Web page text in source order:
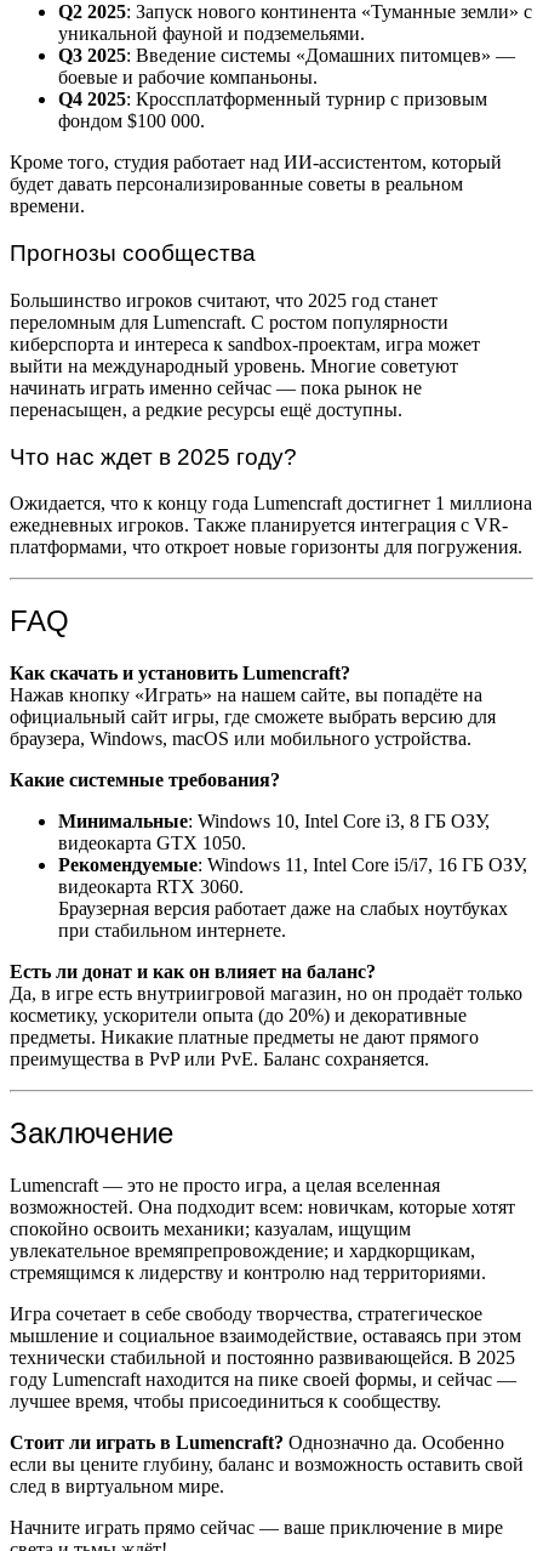
Q2 2025: Запуск нового континента «Туманные земли» с
уникальной фауной и подземельями.
Q3 2025: Введение системы «Домашних питомцев» —
боевые и рабочие компаньоны.
Q4 2025: Кроссплатформенный турнир с призовым
фондом $100 000.
Кроме того, студия работает над ИИ-ассистентом, который
будет давать персонализированные советы в реальном
времени.
Прогнозы сообщества
Большинство игроков считают, что 2025 год станет
переломным для Lumencraft. С ростом популярности
киберспорта и интереса к sandbox-проектам, игра может
выйти на международный уровень. Многие советуют
начинать играть именно сейчас — пока рынок не
перенасыщен, а редкие ресурсы ещё доступны.
Что нас ждет в 2025 году?
Ожидается, что к концу года Lumencraft достигнет 1 миллиона
ежедневных игроков. Также планируется интеграция с VR-
платформами, что откроет новые горизонты для погружения.
FAQ
Как скачать и установить Lumencraft?
Нажав кнопку «Играть» на нашем сайте, вы попадёте на
официальный сайт игры, где сможете выбрать версию для
браузера, Windows, macOS или мобильного устройства.
Какие системные требования?
Минимальные: Windows 10, Intel Core i3, 8 ГБ ОЗУ,
видеокарта GTX 1050.
Рекомендуемые: Windows 11, Intel Core i5/i7, 16 ГБ ОЗУ,
видеокарта RTX 3060.
Браузерная версия работает даже на слабых ноутбуках
при стабильном интернете.
Есть ли донат и как он влияет на баланс?
Да, в игре есть внутриигровой магазин, но он продаёт только
косметику, ускорители опыта (до 20%) и декоративные
предметы. Никакие платные предметы не дают прямого
преимущества в PvP или PvE. Баланс сохраняется.
Заключение
Lumencraft — это не просто игра, а целая вселенная
возможностей. Она подходит всем: новичкам, которые хотят
спокойно освоить механики; казуалам, ищущим
увлекательное времяпрепровождение; и хардкорщикам,
стремящимся к лидерству и контролю над территориями.
Игра сочетает в себе свободу творчества, стратегическое
мышление и социальное взаимодействие, оставаясь при этом
технически стабильной и постоянно развивающейся. В 2025
году Lumencraft находится на пике своей формы, и сейчас —
лучшее время, чтобы присоединиться к сообществу.
Стоит ли играть в Lumencraft? Однозначно да. Особенно
если вы цените глубину, баланс и возможность оставить свой
след в виртуальном мире.
Начните играть прямо сейчас — ваше приключение в мире